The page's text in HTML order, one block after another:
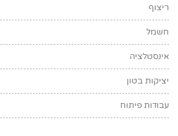
ריצוף
חשמל
אינסטלציה
יציקות בטון
עבודות פיתוח